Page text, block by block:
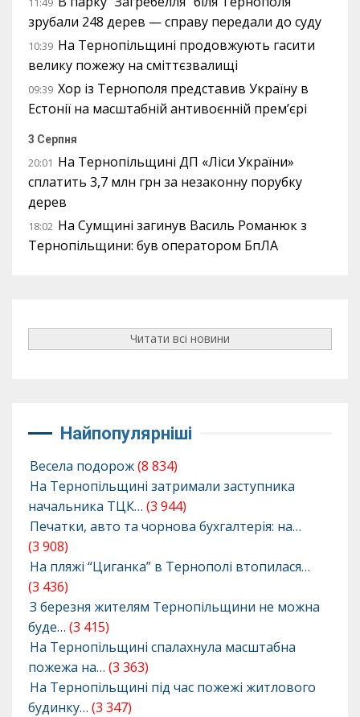
зрубали 248 дерев — справу передали до суду
10:39 На Тернопільщині продовжують гасити
велику пожежу на сміттєзвалищі
09:39 Хор із Тернополя представив Україну в
Естонії на масштабній антивоєнній прем’єрі
3 Серпня
20:01 На Тернопільщині ДП «Ліси України»
сплатить 3,7 млн грн за незаконну порубку
дерев
18:02 На Сумщині загинув Василь Романюк з
Тернопільщини: був оператором БпЛА
Читати всі новини
Найпопулярніші
Весела подорож(8 834)
На Тернопільщині затримали заступника
начальника ТЦК… (3 944)
Печатки, авто та чорнова бухгалтерія: на…
(3 908)
На пляжі “Циганка” в Тернополі втопилася…
(3 436)
З березня жителям Тернопільщини не можна
буде… (3 415)
На Тернопільщині спалахнула масштабна
пожежа на… (3 363)
На Тернопільщині під час пожежі житлового
будинку… (3 347)